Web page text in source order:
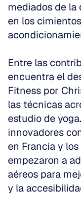
mediados de la
en los
Entre las
encuentra el
Fitness por
las técnicas
estudio de
innovadores
en Francia y
empezaron a
aéreos para
y la